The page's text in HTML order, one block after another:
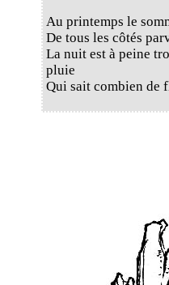
Au printemps le
De tous les côtés
La nuit est à peine
pluie
Qui sait combien de